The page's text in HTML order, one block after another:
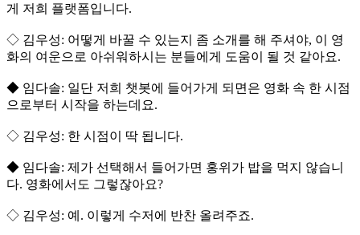
게 저희 플랫폼입니다.
◇ 김우성: 어떻게 바꿀 수 있는지 좀 소개를 해 주셔야, 이 영
화의 여운으로 아쉬워하시는 분들에게 도움이 될 것 같아요.
◆ 임다솔: 일단 저희 챗봇에 들어가게 되면은 영화 속 한 시점
으로부터 시작을 하는데요.
◇ 김우성: 한 시점이 딱 됩니다.
◆ 임다솔: 제가 선택해서 들어가면 홍위가 밥을 먹지 않습니
다. 영화에서도 그렇잖아요?
◇ 김우성: 예. 이렇게 수저에 반찬 올려주죠.